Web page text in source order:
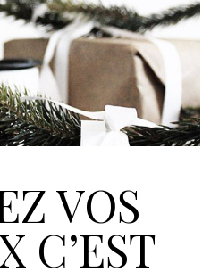
VOS
C’EST